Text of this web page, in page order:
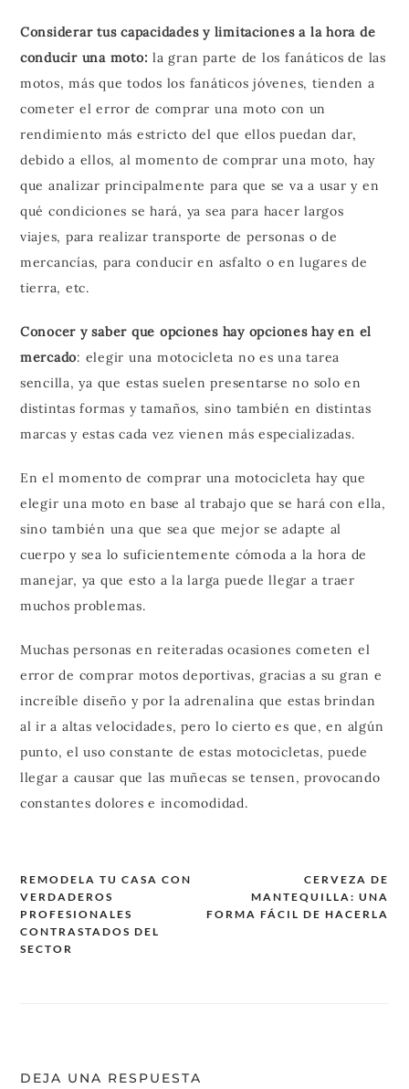
Considerar tus capacidades y limitaciones a la hora de
conducir una moto:la gran parte de los fanáticos de las
motos, más que todos los fanáticos jóvenes, tienden a
cometer el error de comprar una moto con un
rendimiento más estricto del que ellos puedan dar,
debido a ellos, al momento de comprar una moto, hay
que analizar principalmente para que se va a usar y en
qué condiciones se hará, ya sea para hacer largos
viajes, para realizar transporte de personas o de
mercancías, para conducir en asfalto o en lugares de
tierra, etc.
Conocer y saber que opciones hay opciones hay en el
mercado: elegir una motocicleta no es una tarea
sencilla, ya que estas suelen presentarse no solo en
distintas formas y tamaños, sino también en distintas
marcas y estas cada vez vienen más especializadas.
En el momento de comprar una motocicleta hay que
elegir una moto en base al trabajo que se hará con ella,
sino también una que sea que mejor se adapte al
cuerpo y sea lo suficientemente cómoda a la hora de
manejar, ya que esto a la larga puede llegar a traer
muchos problemas.
Muchas personas en reiteradas ocasiones cometen el
error de comprar motos deportivas, gracias a su gran e
increíble diseño y por la adrenalina que estas brindan
al ir a altas velocidades, pero lo cierto es que, en algún
punto, el uso constante de estas motocicletas, puede
llegar a causar que las muñecas se tensen, provocando
constantes dolores e incomodidad.
Navegación
de
CERVEZA DE
MANTEQUILLA: UNA
FORMA FÁCIL DE HACERLA
REMODELA TU CASA CON
VERDADEROS
PROFESIONALES
CONTRASTADOS DEL
SECTOR
DEJA UNA RESPUESTA